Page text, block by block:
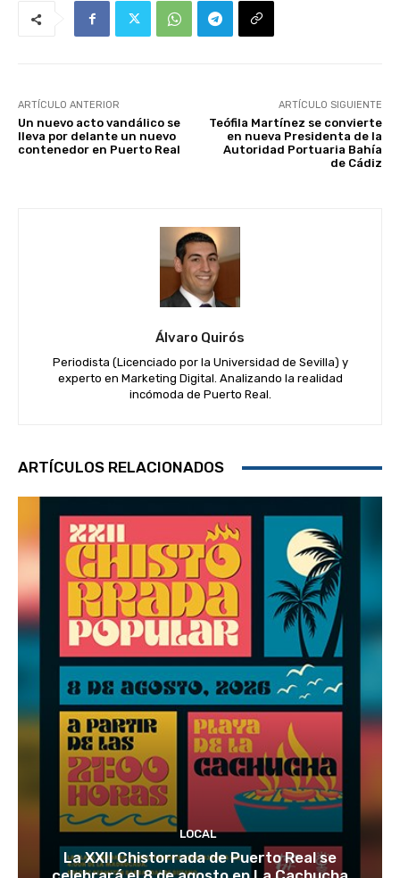
ARTÍCULO ANTERIOR
Un nuevo acto vandálico se
lleva por delante un nuevo
contenedor en Puerto Real
ARTÍCULO SIGUIENTE
Teófila Martínez se convierte
en nueva Presidenta de la
Autoridad Portuaria Bahía
de Cádiz
Álvaro Quirós
Periodista (Licenciado por la Universidad de Sevilla) y
experto en Marketing Digital. Analizando la realidad
incómoda de Puerto Real.
ARTÍCULOS RELACIONADOS
LOCAL
La XXII Chistorrada de Puerto Real se